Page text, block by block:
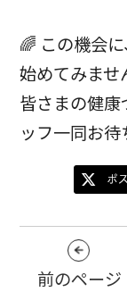
🌈 この機会
始めてみませ
皆さまの健
ッフ一同お
前のページ